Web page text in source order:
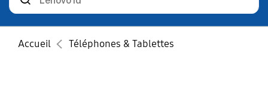
des
produits
Accueil Téléphones & Tablettes